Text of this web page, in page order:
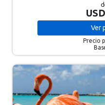
Ver
Precio